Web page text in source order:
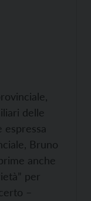
delle
Bruno
anche
per
–